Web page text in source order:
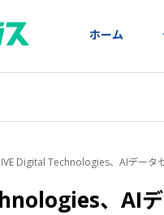
ホーム
Digital Technologies、AIデータ
、AI